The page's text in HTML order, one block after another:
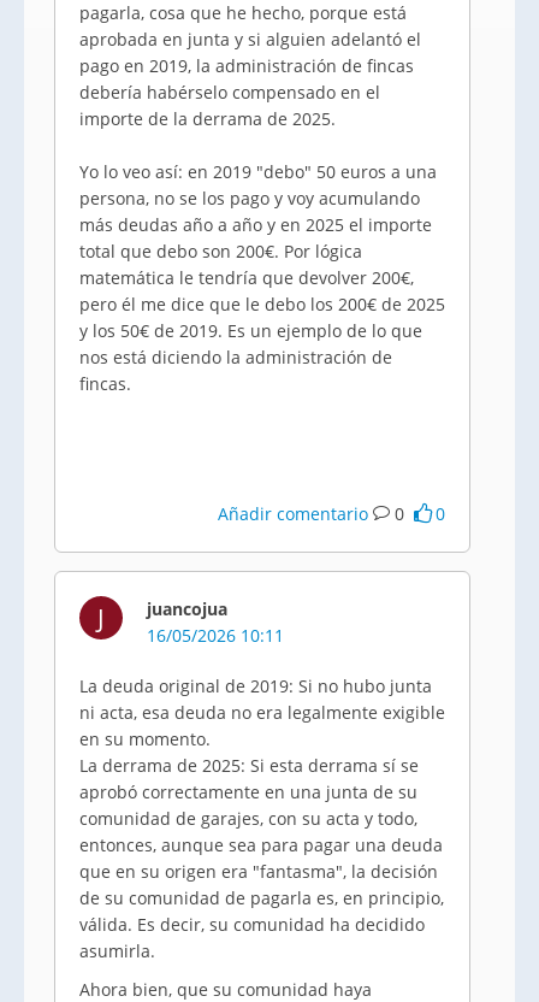
pagarla, cosa que he hecho, porque está
aprobada en junta y si alguien adelantó el
pago en 2019, la administración de fincas
debería habérselo compensado en el
importe de la derrama de 2025.
Yo lo veo así: en 2019 "debo" 50 euros a una
persona, no se los pago y voy acumulando
más deudas año a año y en 2025 el importe
total que debo son 200€. Por lógica
matemática le tendría que devolver 200€,
pero él me dice que le debo los 200€ de 2025
y los 50€ de 2019. Es un ejemplo de lo que
nos está diciendo la administración de
fincas.
Añadir comentario 0 0
J
juancojua
16/05/2026 10:11
La deuda original de 2019: Si no hubo junta
ni acta, esa deuda no era legalmente exigible
en su momento.
La derrama de 2025: Si esta derrama sí se
aprobó correctamente en una junta de su
comunidad de garajes, con su acta y todo,
entonces, aunque sea para pagar una deuda
que en su origen era "fantasma", la decisión
de su comunidad de pagarla es, en principio,
válida. Es decir, su comunidad ha decidido
asumirla.
Ahora bien, que su comunidad haya